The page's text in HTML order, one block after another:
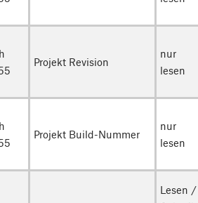
Projekt Revision
nur
lesen
Projekt Build-Nummer
nur
lesen
Lesen /